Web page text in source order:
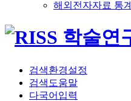
해외전자자료 통계
검색환경설정
검색도움말
다국어입력